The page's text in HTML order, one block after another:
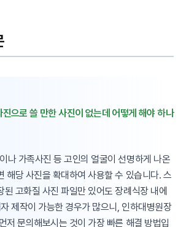
으로 쓸 만한 사진이 없는데 어떻게 해야 하나
나 가족사진 등 고인의 얼굴이 선명하게 나온
해당 사진을 확대하여 사용할 수 있습니다. 스
된 고화질 사진 파일만 있어도 장례식장 내에
제작이 가능한 경우가 많으니, 인하대병원장
저 문의해보시는 것이 가장 빠른 해결 방법입